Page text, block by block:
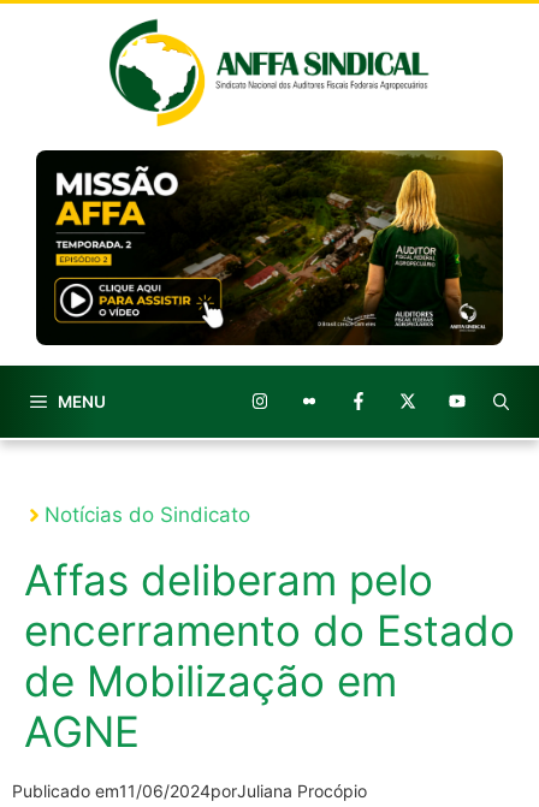
MENU
Notícias do Sindicato
Affas deliberam pelo
encerramento do Estado
de Mobilização em
AGNE
Publicado em11/06/2024porJuliana Procópio